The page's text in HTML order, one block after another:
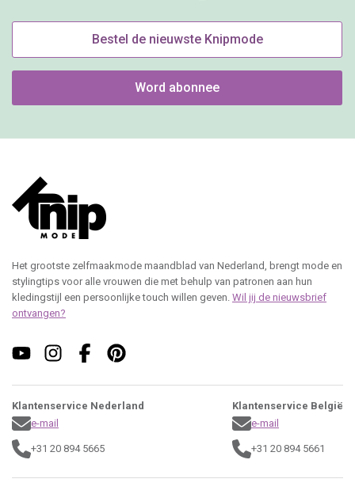
Bestel de nieuwste Knipmode
Word abonnee
Het grootste zelfmaakmode maandblad van Nederland, brengt mode en
stylingtips voor alle vrouwen die met behulp van patronen aan hun
kledingstijl een persoonlijke touch willen geven. Wil jij de nieuwsbrief
ontvangen?
Klantenservice Nederland
e-mail
+31 20 894 5665
Klantenservice België
e-mail
+31 20 894 5661